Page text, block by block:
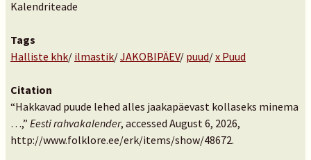
Kalendriteade
Tags
Halliste khk/ ilmastik/JAKOBIPÄEV/ puud/x Puud
Citation
“Hakkavad puude lehed alles jaakapäevast kollaseks minema
…,” Eesti rahvakalender, accessed August 6, 2026,
http://www.folklore.ee/erk/items/show/48672.